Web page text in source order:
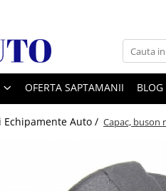
OFERTA SAPTAMANII BLOG
Echipamente Auto / Capac, buson